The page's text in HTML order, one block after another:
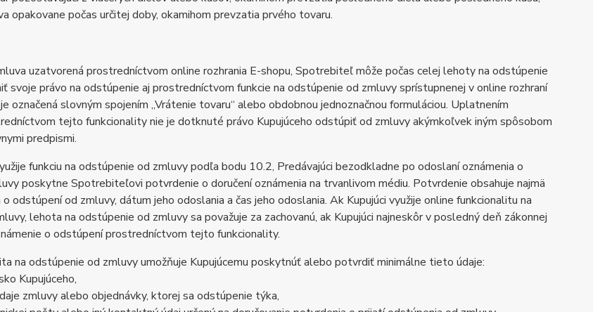
opakovane počas určitej doby, okamihom prevzatia prvého tovaru.
uzatvorená prostredníctvom online rozhrania E-shopu, Spotrebiteľ môže počas celej lehoty na odstúpenie
svoje právo na odstúpenie aj prostredníctvom funkcie na odstúpenie od zmluvy sprístupnenej v online rozhraní
označená slovným spojením „Vrátenie tovaru“ alebo obdobnou jednoznačnou formuláciou. Uplatnením
tejto funkcionality nie je dotknuté právo Kupujúceho odstúpiť od zmluvy akýmkoľvek iným spôsobom
predpismi.
funkciu na odstúpenie od zmluvy podľa bodu 10.2, Predávajúci bezodkladne po odoslaní oznámenia o
poskytne Spotrebiteľovi potvrdenie o doručení oznámenia na trvanlivom médiu. Potvrdenie obsahuje najmä
odstúpení od zmluvy, dátum jeho odoslania a čas jeho odoslania. Ak Kupujúci využije online funkcionalitu na
lehota na odstúpenie od zmluvy sa považuje za zachovanú, ak Kupujúci najneskôr v posledný deň zákonnej
o odstúpení prostredníctvom tejto funkcionality.
na odstúpenie od zmluvy umožňuje Kupujúcemu poskytnúť alebo potvrdiť minimálne tieto údaje:
Kupujúceho,
zmluvy alebo objednávky, ktorej sa odstúpenie týka,